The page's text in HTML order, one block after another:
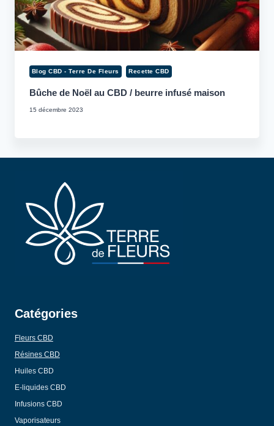
Blog CBD - Terre De Fleurs Recette CBD
Bûche de Noël au CBD / beurre infusé maison
15 décembre 2023
Catégories
Fleurs CBD
Résines CBD
Huiles CBD
E-liquides CBD
Infusions CBD
Vaporisateurs